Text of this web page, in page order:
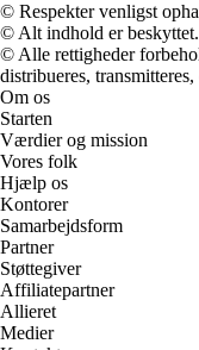
© Respekter venligst
© Alt indhold er
© Alle rettigheder
distribueres,
Om os
Starten
Værdier og mission
Vores folk
Hjælp os
Kontorer
Samarbejdsform
Partner
Støttegiver
Affiliatepartner
Allieret
Medier